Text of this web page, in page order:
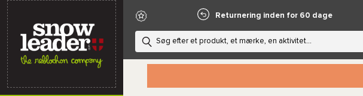
Returnering inden for 60 dage